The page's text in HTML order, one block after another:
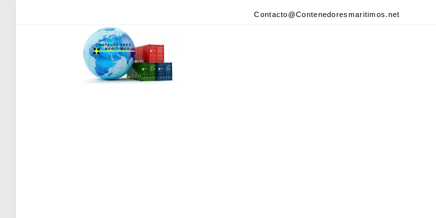
Contacto@Contenedoresmaritimos.net